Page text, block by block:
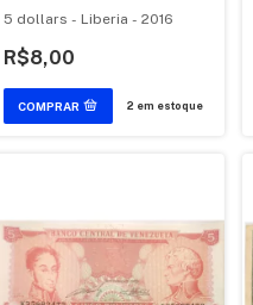
5 dollars - Liberia - 2016
R$8,00
2 em estoque